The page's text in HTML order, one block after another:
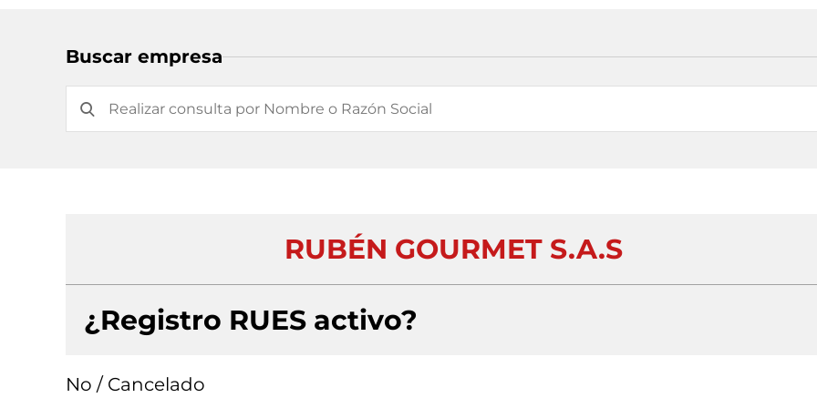
Buscar empresa
RUBÉN GOURMET S.A.S
¿Registro RUES activo?
No / Cancelado